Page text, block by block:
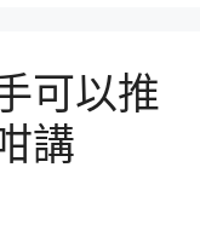
可以推
講